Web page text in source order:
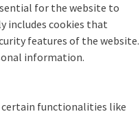
for the website to
includes cookies that
features of the website.
information.
functionalities like